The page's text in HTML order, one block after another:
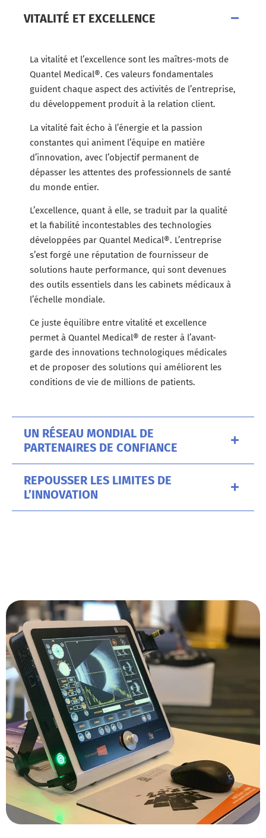
VITALITÉ ET EXCELLENCE
La vitalité et l’excellence sont les maîtres-mots de
Quantel Medical®. Ces valeurs fondamentales
guident chaque aspect des activités de l’entreprise,
du développement produit à la relation client.
La vitalité fait écho à l’énergie et la passion
constantes qui animent l’équipe en matière
d’innovation, avec l’objectif permanent de
dépasser les attentes des professionnels de santé
du monde entier.
L’excellence, quant à elle, se traduit par la qualité
et la fiabilité incontestables des technologies
développées par Quantel Medical®. L’entreprise
s’est forgé une réputation de fournisseur de
solutions haute performance, qui sont devenues
des outils essentiels dans les cabinets médicaux à
l’échelle mondiale.
Ce juste équilibre entre vitalité et excellence
permet à Quantel Medical® de rester à l’avant-
garde des innovations technologiques médicales
et de proposer des solutions qui améliorent les
conditions de vie de millions de patients.
UN RÉSEAU MONDIAL DE
PARTENAIRES DE CONFIANCE
REPOUSSER LES LIMITES DE
L’INNOVATION